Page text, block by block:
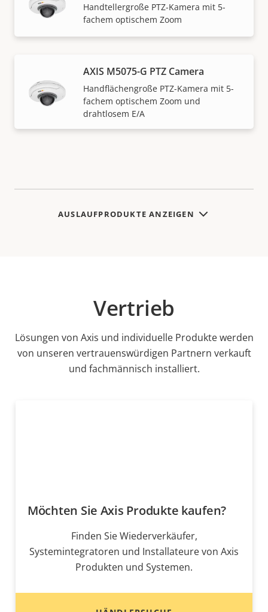
Handtellergroße PTZ-Kamera mit 5-
fachem optischem Zoom
AXIS M5075-G PTZ Camera
Handflächengroße PTZ-Kamera mit 5-
fachem optischem Zoom und
drahtlosem E/A
AUSLAUFPRODUKTE ANZEIGEN
Vertrieb
Lösungen von Axis und individuelle Produkte werden
von unseren vertrauenswürdigen Partnern verkauft
und fachmännisch installiert.
Möchten Sie Axis Produkte kaufen?
Finden Sie Wiederverkäufer,
Systemintegratoren und Installateure von Axis
Produkten und Systemen.